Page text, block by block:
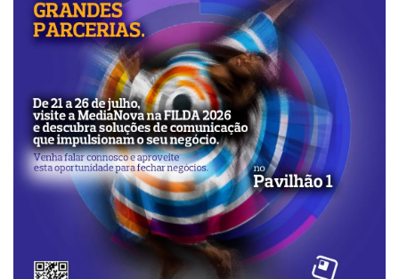
próxima campanha agrícola possam
apresentar mais produtos do campo”, disse.